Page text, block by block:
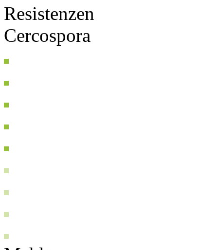
Resistenzen
Cercospora